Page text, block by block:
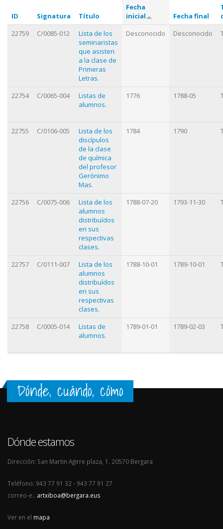
ID Signatura Título
Fecha
inicial
Fecha final
22759
C/0085-012
Lista de los
seminaristas
que asisten
a la clase de
Primeras
Letras.
Desconocido Desconocido
22754 C/0065-004
Listas de
alumnos.
1776 1788-05
22755 C/0106-005
Lista de los
discípulos
de la clase
de química
del profesor
Gerónimo
Mas.
1784 1790
22756 C/0075-006
Lista de los
alumnos
distribuídos
en sus
respectivas
clases.
1788-07-20 1793-11-30
22757 C/0111-007
Lista de los
alumnos
distribuídos
en sus
respectivas
clases.
1788-10-01 1789-10-01
22758 C/0005-014
Listas de
alumnos.
1789-01-01 1789-02-03
Dónde, cuándo, cómo
Dónde estamos
Dirección: San Martin Agirre plaza, 1. 20570 Bergara
Teléfono: 943 77 91 32 - 943 77 91 27
correo-e.: artxiboa@bergara.eus
Ver en el mapa